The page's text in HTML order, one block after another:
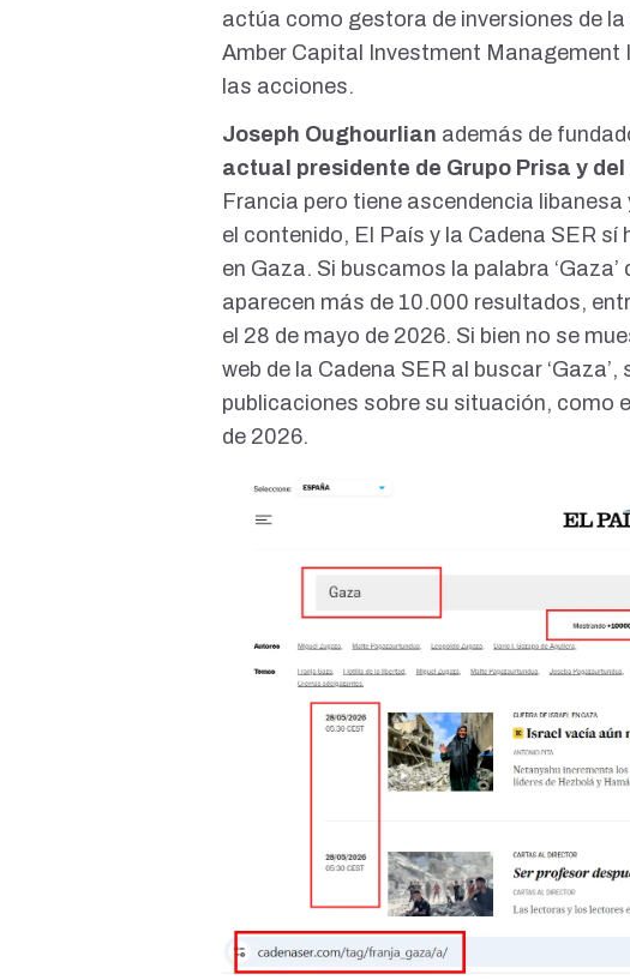
actúa como gestora de inversiones de
Amber Capital Investment Management
las acciones.
Joseph Oughourlian además de
actual presidente de Grupo Prisa y
Francia pero tiene ascendencia libanesa
el contenido, El País y la Cadena SER
en Gaza. Si buscamos la palabra ‘Gaza’
aparecen más de 10.000 resultados,
el 28 de mayo de 2026. Si bien no se
web de la Cadena SER al buscar
publicaciones sobre su situación, como
de 2026.